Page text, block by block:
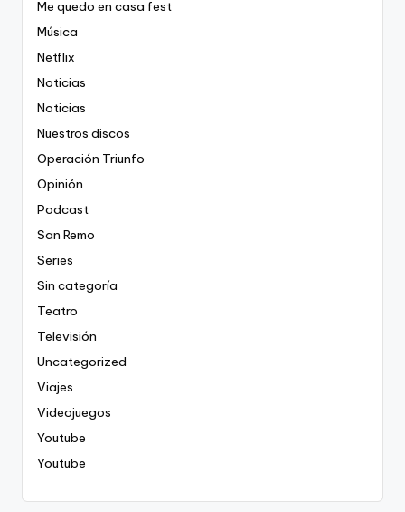
Me quedo en casa fest
Música
Netflix
Noticias
Noticias
Nuestros discos
Operación Triunfo
Opinión
Podcast
San Remo
Series
Sin categoría
Teatro
Televisión
Uncategorized
Viajes
Videojuegos
Youtube
Youtube